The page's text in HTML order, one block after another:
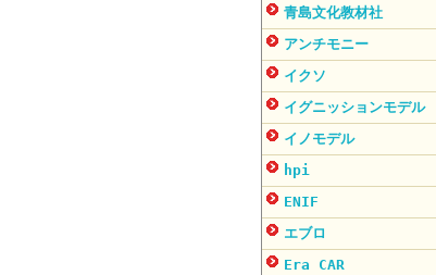
青島文化教材社
アンチモニー
イクソ
イグニッションモデル
イノモデル
hpi
ENIF
エブロ
Era CAR